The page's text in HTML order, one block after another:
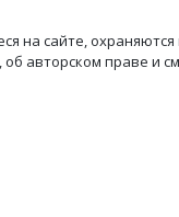
на сайте, охраняются
авторском праве и